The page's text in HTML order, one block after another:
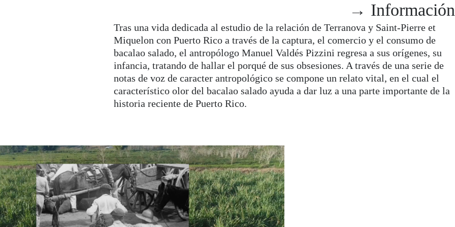
Información
entre la antropología experimental y los medios de producción de
(EHU) recibió mención internacional e incluyó invitación del cineasta
Nueva York.
Contemporain Les Abattoirs (Toulouse), Centre del Carme Cultura
San Telmo Museoa y Centro Cultural Montehermoso (País Vasco), y ha realizado
Invierno(2019) se proyectó en festivales como Cinespaña y
Política Lingüística del Gobierno Vasco.
Mikel
Otxoteko
mikelotxoteko@gmail.com
Instagram
Tras una vida dedicada al estudio de la relación de Terranova y Saint-Pierre et
Miquelon con Puerto Rico a través de la captura, el comercio y el consumo de
bacalao salado, el antropólogo Manuel Valdés Pizzini regresa a sus orígenes, su
infancia, tratando de hallar el porqué de sus obsesiones. A través de una serie de
notas de voz de caracter antropológico se compone un relato vital, en el cual el
característico olor del bacalao salado ayuda a dar luz a una parte importante de la
historia reciente de Puerto Rico.